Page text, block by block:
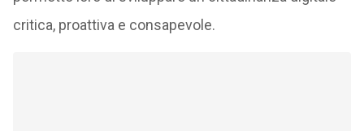
critica, proattiva e consapevole.